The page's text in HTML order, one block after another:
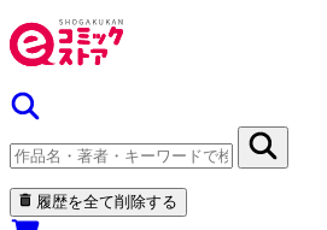
履歴を全て削除する